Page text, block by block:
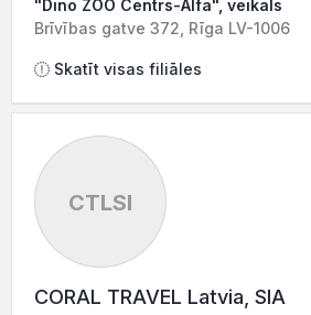
"Dino ZOO Centrs-Alfa", veikals
Brīvības gatve 372, Rīga LV-1006
Skatīt visas filiāles
CTLSI
CORAL TRAVEL Latvia, SIA